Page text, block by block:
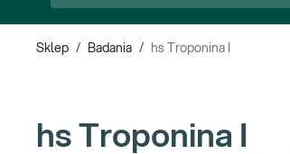
Sklep / Badania /
hs Troponina I
hs Troponina I